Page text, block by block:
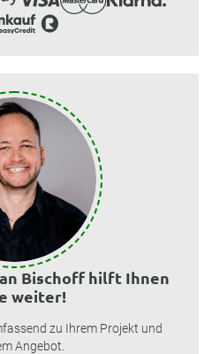
Bischoff hilft Ihnen
weiter!
zu Ihrem Projekt und
Angebot.